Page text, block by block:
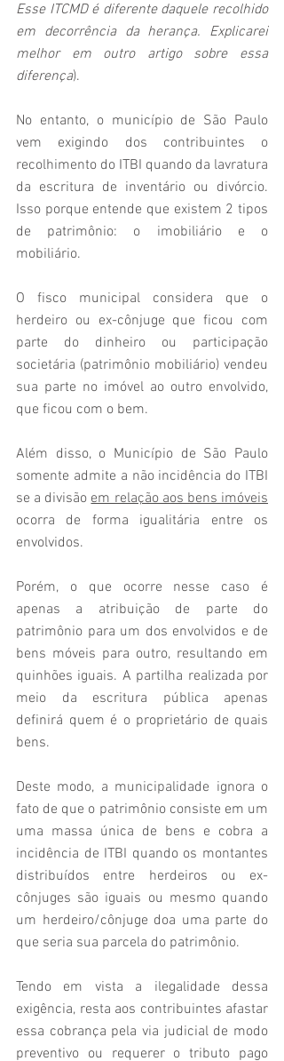
Esse ITCMD é diferente daquele recolhido
em decorrência da herança. Explicarei
melhor em outro artigo sobre essa
diferença).
No entanto, o município de São Paulo
vem exigindo dos contribuintes o
recolhimento do ITBI quando da lavratura
da escritura de inventário ou divórcio.
Isso porque entende que existem 2 tipos
de patrimônio: o imobiliário e o
mobiliário.
O fisco municipal considera que o
herdeiro ou ex-cônjuge que ficou com
parte do dinheiro ou participação
societária (patrimônio mobiliário) vendeu
sua parte no imóvel ao outro envolvido,
que ficou com o bem.
Além disso, o Município de São Paulo
somente admite a não incidência do ITBI
se a divisão em relação aos bens imóveis
ocorra de forma igualitária entre os
envolvidos.
Porém, o que ocorre nesse caso é
apenas a atribuição de parte do
patrimônio para um dos envolvidos e de
bens móveis para outro, resultando em
quinhões iguais. A partilha realizada por
meio da escritura pública apenas
definirá quem é o proprietário de quais
bens.
Deste modo, a municipalidade ignora o
fato de que o patrimônio consiste em um
uma massa única de bens e cobra a
incidência de ITBI quando os montantes
distribuídos entre herdeiros ou ex-
cônjuges são iguais ou mesmo quando
um herdeiro/cônjuge doa uma parte do
que seria sua parcela do patrimônio.
Tendo em vista a ilegalidade dessa
exigência, resta aos contribuintes afastar
essa cobrança pela via judicial de modo
preventivo ou requerer o tributo pago